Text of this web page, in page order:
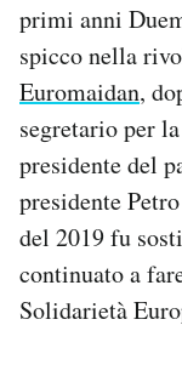
primi anni
spicco nella
Euromaidan,
segretario per
presidente del
presidente
del 2019 fu
continuato a
Solidarietà